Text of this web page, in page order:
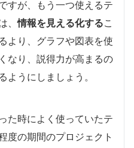
すが、もう一つ使えるテ
、情報を見える化するこ
より、グラフや図表を使
なり、説得力が高まるの
ようにしましょう。
た時によく使っていたテ
度の期間のプロジェクト